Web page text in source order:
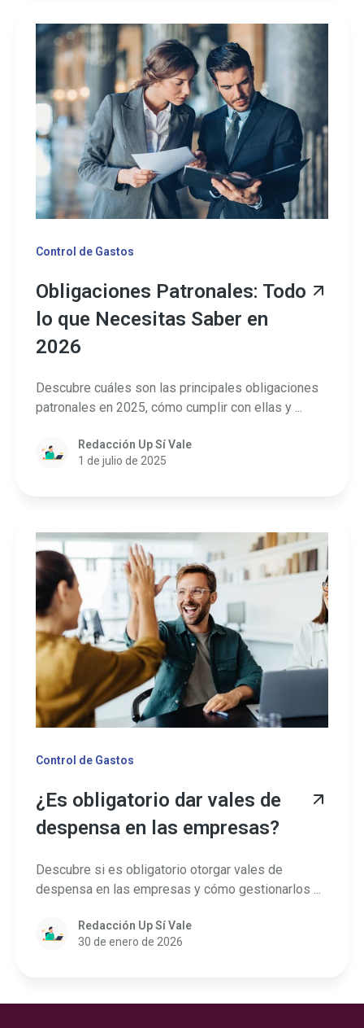
Control de Gastos
Obligaciones Patronales: Todo
lo que Necesitas Saber en
2026
Descubre cuáles son las principales obligaciones
patronales en 2025, cómo cumplir con ellas y ...
Redacción Up Sí Vale
1 de julio de 2025
Control de Gastos
¿Es obligatorio dar vales de
despensa en las empresas?
Descubre si es obligatorio otorgar vales de
despensa en las empresas y cómo gestionarlos ...
Redacción Up Sí Vale
30 de enero de 2026